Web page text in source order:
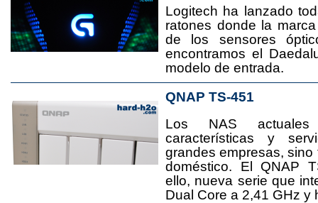
Logitech ha lanzado
ratones donde la
de los sensores
encontramos el
modelo de entrada.
QNAP TS-451
Los NAS
características y
grandes empresas,
doméstico. El QNAP
ello, nueva serie que
Dual Core a 2,41 GHz y